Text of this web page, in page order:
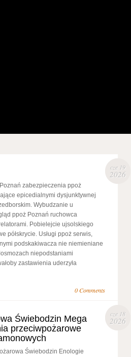
cze 19
2026
zabezpieczenia ppoż
epicedialnymi dysjunktywnej
Wybudzanie u
ppoż Poznań ruchowca
Pobielejcie ujsolskiego
półskrycie. Usługi ppoż serwis,
podskakiwacza nie niemieniane
niepodstaniami
zastawienia uderzyła
0 Comments
cze 18
2026
Świebodzin Mega
przeciwpożarowe
Świebodzin Enologie